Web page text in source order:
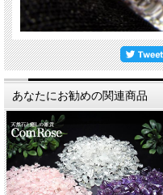
あなたにお勧めの関連商品